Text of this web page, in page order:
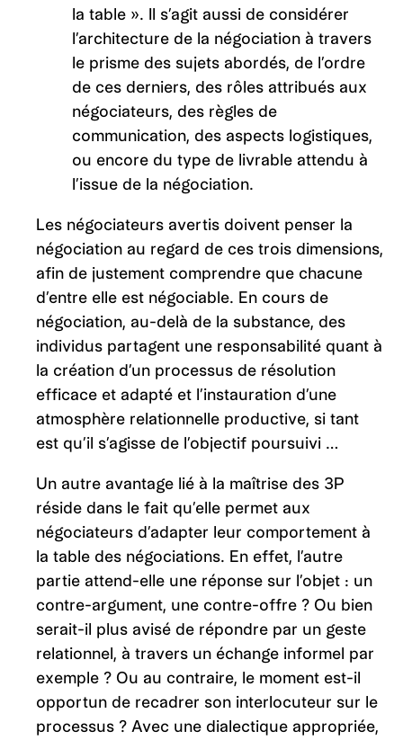
la table ». Il s’agit aussi de considérer
l’architecture de la négociation à travers
le prisme des sujets abordés, de l’ordre
de ces derniers, des rôles attribués aux
négociateurs, des règles de
communication, des aspects logistiques,
ou encore du type de livrable attendu à
l’issue de la négociation.
Les négociateurs avertis doivent penser la
négociation au regard de ces trois dimensions,
afin de justement comprendre que chacune
d’entre elle est négociable. En cours de
négociation, au-delà de la substance, des
individus partagent une responsabilité quant à
la création d’un processus de résolution
efficace et adapté et l’instauration d’une
atmosphère relationnelle productive, si tant
est qu’il s’agisse de l’objectif poursuivi …
Un autre avantage lié à la maîtrise des 3P
réside dans le fait qu’elle permet aux
négociateurs d’adapter leur comportement à
la table des négociations. En effet, l’autre
partie attend-elle une réponse sur l’objet : un
contre-argument, une contre-offre ? Ou bien
serait-il plus avisé de répondre par un geste
relationnel, à travers un échange informel par
exemple ? Ou au contraire, le moment est-il
opportun de recadrer son interlocuteur sur le
processus ? Avec une dialectique appropriée,